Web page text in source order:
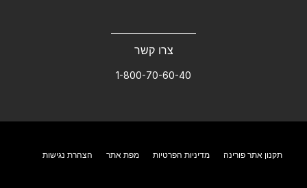
צרו קשר
1-800-70-60-40
תקנון אתר פורינה מדיניות הפרטיות מפת אתר הצהרת נגישות